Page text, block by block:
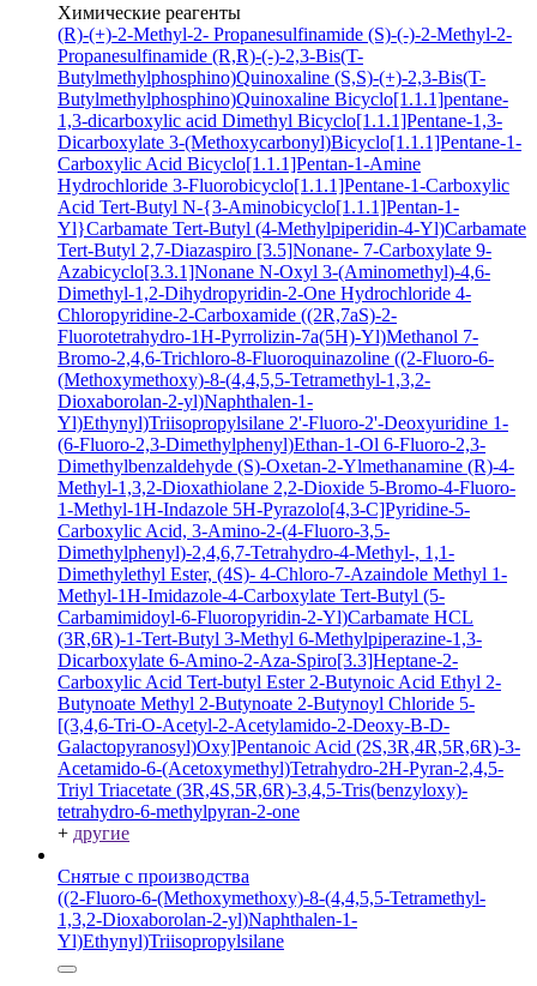
Химические реагенты
(R)-(+)-2-Methyl-2- Propanesulfinamide (S)-(-)-2-Methyl-2-
Propanesulfinamide (R,R)-(-)-2,3-Bis(T-
Butylmethylphosphino)Quinoxaline (S,S)-(+)-2,3-Bis(T-
Butylmethylphosphino)Quinoxaline Bicyclo[1.1.1]pentane-
1,3-dicarboxylic acid Dimethyl Bicyclo[1.1.1]Pentane-1,3-
Dicarboxylate 3-(Methoxycarbonyl)Bicyclo[1.1.1]Pentane-1-
Carboxylic Acid Bicyclo[1.1.1]Pentan-1-Amine
Hydrochloride 3-Fluorobicyclo[1.1.1]Pentane-1-Carboxylic
Acid Tert-Butyl N-{3-Aminobicyclo[1.1.1]Pentan-1-
Yl}Carbamate Tert-Butyl (4-Methylpiperidin-4-Yl)Carbamate
Tert-Butyl 2,7-Diazaspiro [3.5]Nonane- 7-Carboxylate 9-
Azabicyclo[3.3.1]Nonane N-Oxyl 3-(Aminomethyl)-4,6-
Dimethyl-1,2-Dihydropyridin-2-One Hydrochloride 4-
Chloropyridine-2-Carboxamide ((2R,7aS)-2-
Fluorotetrahydro-1H-Pyrrolizin-7a(5H)-Yl)Methanol 7-
Bromo-2,4,6-Trichloro-8-Fluoroquinazoline ((2-Fluoro-6-
(Methoxymethoxy)-8-(4,4,5,5-Tetramethyl-1,3,2-
Dioxaborolan-2-yl)Naphthalen-1-
Yl)Ethynyl)Triisopropylsilane 2'-Fluoro-2'-Deoxyuridine 1-
(6-Fluoro-2,3-Dimethylphenyl)Ethan-1-Ol 6-Fluoro-2,3-
Dimethylbenzaldehyde (S)-Oxetan-2-Ylmethanamine (R)-4-
Methyl-1,3,2-Dioxathiolane 2,2-Dioxide 5-Bromo-4-Fluoro-
1-Methyl-1H-Indazole 5H-Pyrazolo[4,3-C]Pyridine-5-
Carboxylic Acid, 3-Amino-2-(4-Fluoro-3,5-
Dimethylphenyl)-2,4,6,7-Tetrahydro-4-Methyl-, 1,1-
Dimethylethyl Ester, (4S)- 4-Chloro-7-Azaindole Methyl 1-
Methyl-1H-Imidazole-4-Carboxylate Tert-Butyl (5-
Carbamimidoyl-6-Fluoropyridin-2-Yl)Carbamate HCL
(3R,6R)-1-Tert-Butyl 3-Methyl 6-Methylpiperazine-1,3-
Dicarboxylate 6-Amino-2-Aza-Spiro[3.3]Heptane-2-
Carboxylic Acid Tert-butyl Ester 2-Butynoic Acid Ethyl 2-
Butynoate Methyl 2-Butynoate 2-Butynoyl Chloride 5-
[(3,4,6-Tri-O-Acetyl-2-Acetylamido-2-Deoxy-B-D-
Galactopyranosyl)Oxy]Pentanoic Acid (2S,3R,4R,5R,6R)-3-
Acetamido-6-(Acetoxymethyl)Tetrahydro-2H-Pyran-2,4,5-
Triyl Triacetate (3R,4S,5R,6R)-3,4,5-Tris(benzyloxy)-
tetrahydro-6-methylpyran-2-one
+ другие
Снятые с производства
((2-Fluoro-6-(Methoxymethoxy)-8-(4,4,5,5-Tetramethyl-
1,3,2-Dioxaborolan-2-yl)Naphthalen-1-
Yl)Ethynyl)Triisopropylsilane